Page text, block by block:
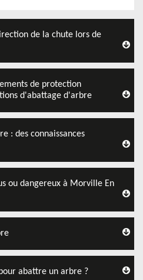
de la chute lors de
de protection
d'abattage d'arbre
: des connaissances
ou dangereux à Morville En
abattre un arbre ?